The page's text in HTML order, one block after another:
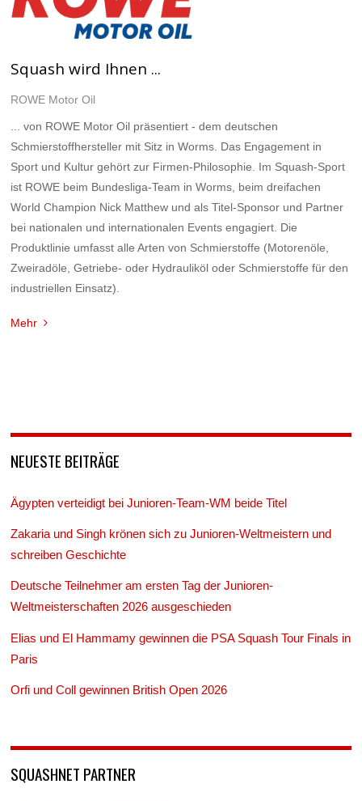
Squash wird Ihnen ...
ROWE Motor Oil
... von ROWE Motor Oil präsentiert - dem deutschen
Schmierstoffhersteller mit Sitz in Worms. Das Engagement in
Sport und Kultur gehört zur Firmen-Philosophie. Im Squash-Sport
ist ROWE beim Bundesliga-Team in Worms, beim dreifachen
World Champion Nick Matthew und als Titel-Sponsor und Partner
bei nationalen und internationalen Events engagiert. Die
Produktlinie umfasst alle Arten von Schmierstoffe (Motorenöle,
Zweiradöle, Getriebe- oder Hydrauliköl oder Schmierstoffe für den
industriellen Einsatz).
Mehr
NEUESTE BEITRÄGE
Ägypten verteidigt bei Junioren-Team-WM beide Titel
Zakaria und Singh krönen sich zu Junioren-Weltmeistern und
schreiben Geschichte
Deutsche Teilnehmer am ersten Tag der Junioren-
Weltmeisterschaften 2026 ausgeschieden
Elias und El Hammamy gewinnen die PSA Squash Tour Finals in
Paris
Orfi und Coll gewinnen British Open 2026
SQUASHNET PARTNER